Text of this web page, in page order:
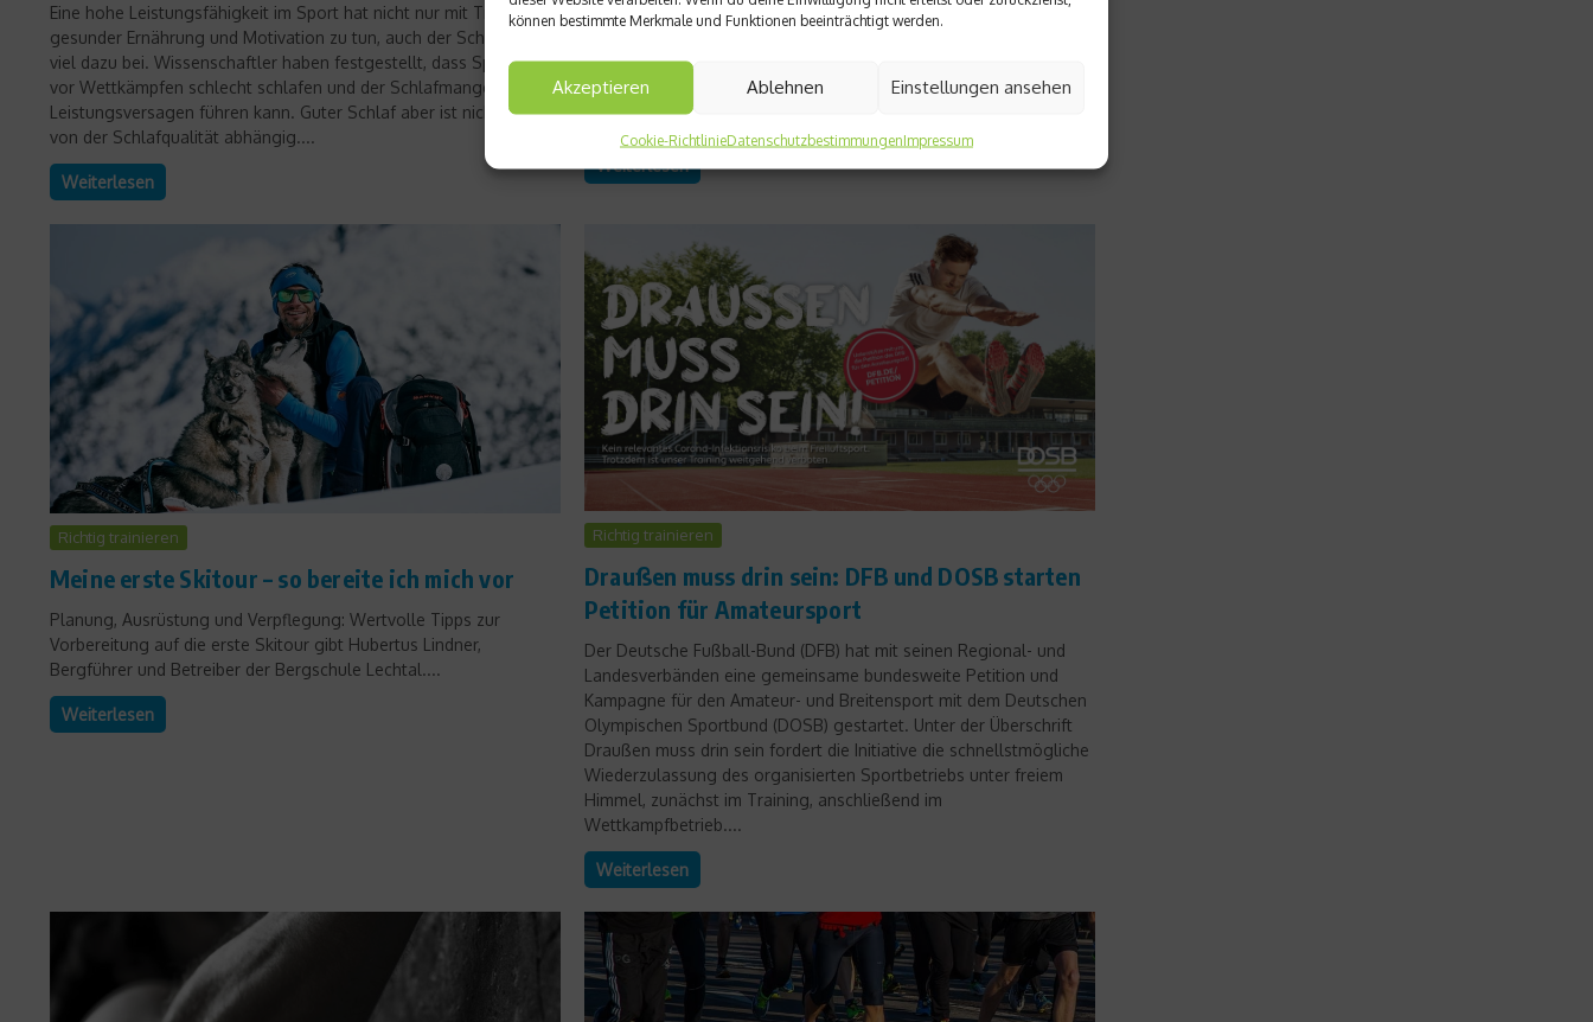
können bestimmte Merkmale und Funktionen beeinträchtigt werden.
Akzeptieren Ablehnen Einstellungen ansehen
Cookie-RichtlinieDatenschutzbestimmungenImpressum
Eine hohe Leistungsfähigkeit im Sport hat nicht nur mit Training,
gesunder Ernährung und Motivation zu tun, auch der Schlaf trägt
viel dazu bei. Wissenschaftler haben festgestellt, dass Sportler
vor Wettkämpfen schlecht schlafen und der Schlafmangel zu
Leistungsversagen führen kann. Guter Schlaf aber ist nicht zuletzt
von der Schlafqualität abhängig....
Weiterlesen
der Sportschule Oberhaching b. München statt. Ein Tag. Drei
Blöcke. Neun Vorträge. Die Veranstaltung richtet sich an
Physiotherapeuten, Sportwissenschaftler und Trainer....
Weiterlesen
Richtig trainieren
Meine erste Skitour – so bereite ich mich vor
Planung, Ausrüstung und Verpflegung: Wertvolle Tipps zur
Vorbereitung auf die erste Skitour gibt Hubertus Lindner,
Bergführer und Betreiber der Bergschule Lechtal....
Weiterlesen
Richtig trainieren
Draußen muss drin sein: DFB und DOSB starten
Petition für Amateursport
Der Deutsche Fußball-Bund (DFB) hat mit seinen Regional- und
Landesverbänden eine gemeinsame bundesweite Petition und
Kampagne für den Amateur- und Breitensport mit dem Deutschen
Olympischen Sportbund (DOSB) gestartet. Unter der Überschrift
Draußen muss drin sein fordert die Initiative die schnellstmögliche
Wiederzulassung des organisierten Sportbetriebs unter freiem
Himmel, zunächst im Training, anschließend im
Wettkampfbetrieb....
Weiterlesen